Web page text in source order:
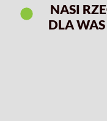
NASI
DLA